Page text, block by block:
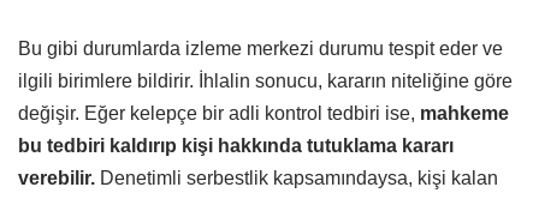
Bu gibi durumlarda izleme merkezi durumu tespit eder ve
ilgili birimlere bildirir. İhlalin sonucu, kararın niteliğine göre
değişir. Eğer kelepçe bir adli kontrol tedbiri ise, mahkeme
bu tedbiri kaldırıp kişi hakkında tutuklama kararı
verebilir. Denetimli serbestlik kapsamındaysa, kişi kalan